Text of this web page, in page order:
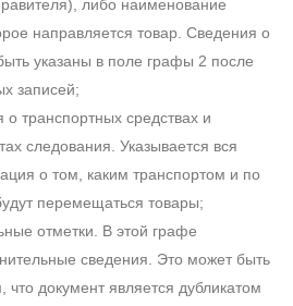
либо наименование
направляется товар. Сведения о
указаны в поле графы 2 после
записей;
транспортных средствах и
следования. Указывается вся
о том, каким транспортом и по
перемещаться товары;
отметки. В этой графе
сведения. Это может быть
документ является дубликатом